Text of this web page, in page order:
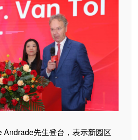
Andrade先生登台，表示新园区